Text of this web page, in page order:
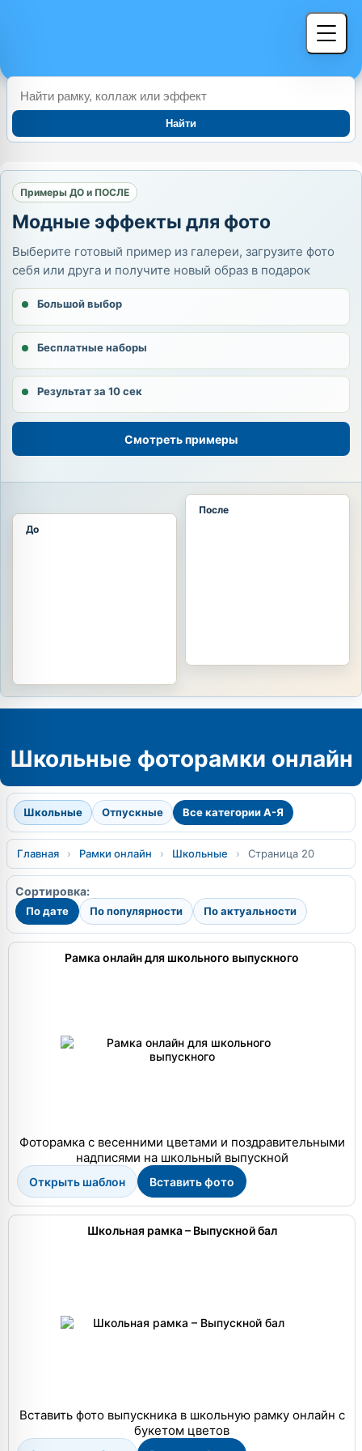
Найти
Примеры ДО и ПОСЛЕ
Модные эффекты для фото
Выберите готовый пример из галереи, загрузите фото
себя или друга и получите новый образ в подарок
Большой выбор
Бесплатные наборы
Результат за 10 сек
Смотреть примеры
До
После
Школьные фоторамки онлайн
Школьные Отпускные Все категории А-Я
Главная › Рамки онлайн › Школьные › Страница 20
Сортировка:
По дате По популярности По актуальности
Рамка онлайн для школьного выпускного
Фоторамка с весенними цветами и поздравительными
надписями на школьный выпускной
Открыть шаблон Вставить фото
Школьная рамка – Выпускной бал
Вставить фото выпускника в школьную рамку онлайн с
букетом цветов